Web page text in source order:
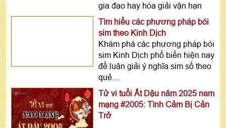
gia đạo hay hóa giải vận hạn
Tìm hiểu các phương pháp bói
sim theo Kinh Dịch
Khám phá các phương pháp bói
sim Kinh Dịch phổ biến hiện nay
để luận giải ý nghĩa sim số theo
quẻ…
Tử vi tuổi Ất Dậu năm 2025 nam
mạng #2005: Tình Cảm Bị Cản
Trở